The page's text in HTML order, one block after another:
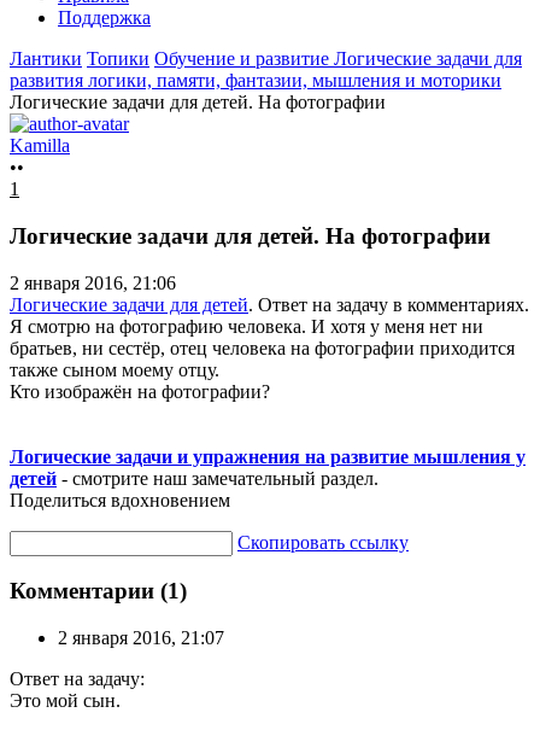
Поддержка
Лантики Топики Обучение и развитие Логические задачи для
развития логики, памяти, фантазии, мышления и моторики
Логические задачи для детей. На фотографии
Kamilla
••
1
Логические задачи для детей. На фотографии
2 января 2016, 21:06
Логические задачи для детей. Ответ на задачу в комментариях.
Я смотрю на фотографию человека. И хотя у меня нет ни
братьев, ни сестёр, отец человека на фотографии приходится
также сыном моему отцу.
Кто изображён на фотографии?
Логические задачи и упражнения на развитие мышления у
детей - смотрите наш замечательный раздел.
Поделиться вдохновением
Скопировать ссылку
Комментарии (1)
2 января 2016, 21:07
Ответ на задачу:
Это мой сын.